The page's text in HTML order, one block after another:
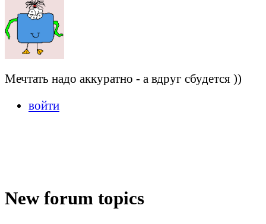
Мечтать надо аккуратно - а вдруг сбудется ))
войти
New forum topics